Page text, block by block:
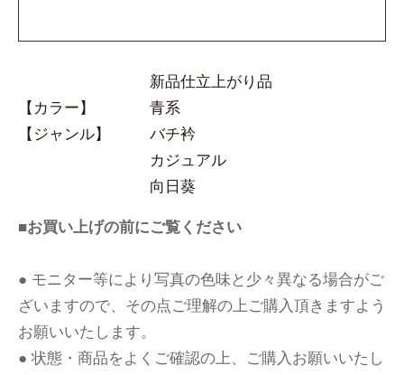
新品仕立上がり品
【カラー】
青系
【ジャンル】
バチ衿
カジュアル
向日葵
■お買い上げの前にご覧ください
● モニター等により写真の色味と少々異なる場合がご
ざいますので、その点ご理解の上ご購入頂きますよう
お願いいたします。
● 状態・商品をよくご確認の上、ご購入お願いいたし